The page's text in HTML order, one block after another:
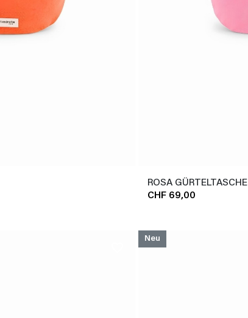
ROSA GÜRTELTASCHE
CHF 69,00
Neu